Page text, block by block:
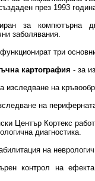
през 1993
за компютърна
заболявания.
три
картография - за
изследване на
на
Център Кортекс
диагностика.
на
контрол на